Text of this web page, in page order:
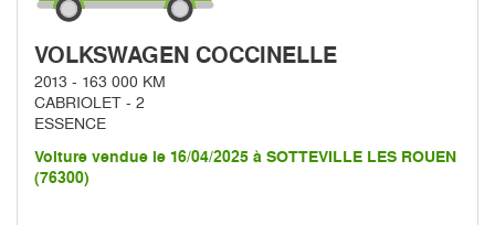
VOLKSWAGEN COCCINELLE
2013 - 163 000 KM
CABRIOLET - 2
ESSENCE
Voiture vendue le 16/04/2025 à SOTTEVILLE LES ROUEN
(76300)